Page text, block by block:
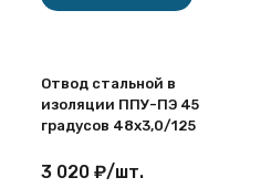
Отвод стальной в
изоляции ППУ-ПЭ 45
градусов 48х3,0/125
3 020 ₽/шт.